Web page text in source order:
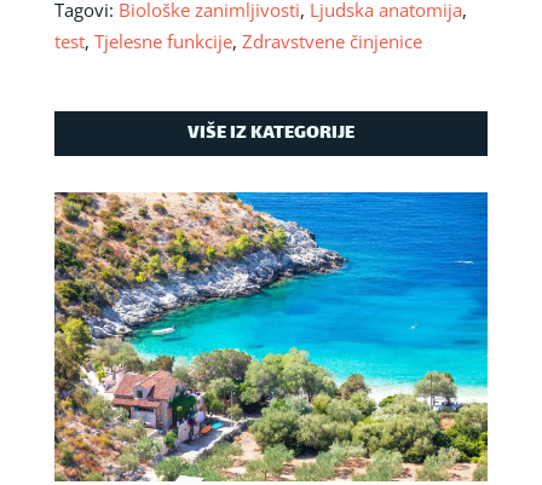
Tagovi: Biološke zanimljivosti, Ljudska anatomija,
test, Tjelesne funkcije, Zdravstvene činjenice
VIŠE IZ KATEGORIJE